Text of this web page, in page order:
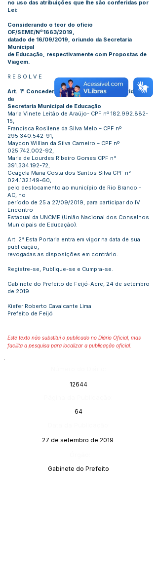
no uso das atribuições que lhe são conferidas por
Lei:
Considerando o teor do ofício
OF/SEME/Nº1663/2019,
datado de 16/09/2019, oriundo da Secretaria
Municipal
de Educação, respectivamente com Propostas de
Viagem.
R E S O L V E
Art. 1º Conceder 02 (duas) diárias aos Servidores
da
Secretaria Municipal de Educação
Maria Vinete Leitão de Araújo- CPF nº 182.992.882-
15,
Francisca Rosilene da Silva Melo – CPF nº
295.340.542-91,
Maycon Willian da Silva Carneiro – CPF nº
025.742.002-92,
Maria de Lourdes Ribeiro Gomes CPF n°
391.334.192-72,
Geagela Maria Costa dos Santos Silva CPF n°
024.132.149-60,
pelo deslocamento ao município de Rio Branco -
AC, no
período de 25 a 27/09/2019, para participar do IV
Encontro
Estadual da UNCME (União Nacional dos Conselhos
Municipais de Educação).
Art. 2° Esta Portaria entra em vigor na data de sua
publicação,
revogadas as disposições em contrário.
Registre-se, Publique-se e Cumpra-se.
Gabinete do Prefeito de Feijó-Acre, 24 de setembro
de 2019.
Kiefer Roberto Cavalcante Lima
Prefeito de Feijó
Este texto não substitui o publicado no Diário Oficial, mas
facilita a pesquisa para localizar a publicação oficial.
12644
64
27 de setembro de 2019
Gabinete do Prefeito